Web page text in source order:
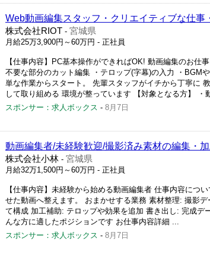
Web動画編集スタッフ・クリエイティブな仕事
株式会社RIOT - 宮城県
月給25万3,900円～60万円 - 正社員
【仕事内容】PC基本操作ができればOK! 動画編集のお仕
不要な部分のカット編集 ・テロップ(字幕)の入力 ・BGM
単な作業からスタート。 先輩スタッフがイチから丁寧に
して取り組める 環境が整っています 【対象となる方】 ・
スポンサー：求人ボックス - 8月7日
動画編集者/未経験歓迎/撮影済み素材の編集・
株式会社小林 - 宮城県
月給32万1,500円～60万円 - 正社員
【仕事内容】未経験から始める動画編集者 仕事内容につ
せた動画へ整えます。 おまかせする業務 素材整理: 撮影
て構成 加工補助: テロップや効果を追加 書き出し: 完成デ
んな方に適したポジションです お仕事内容詳細 ...
スポンサー：求人ボックス - 8月7日